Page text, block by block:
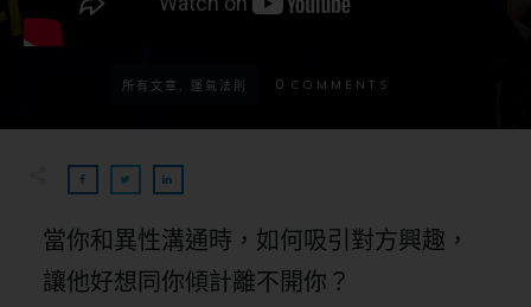
所有文章, 運氣法則 0 COMMENTS
當你和異性溝通時，如何吸引對方興趣，
讓他好想同你傾計離不開你？